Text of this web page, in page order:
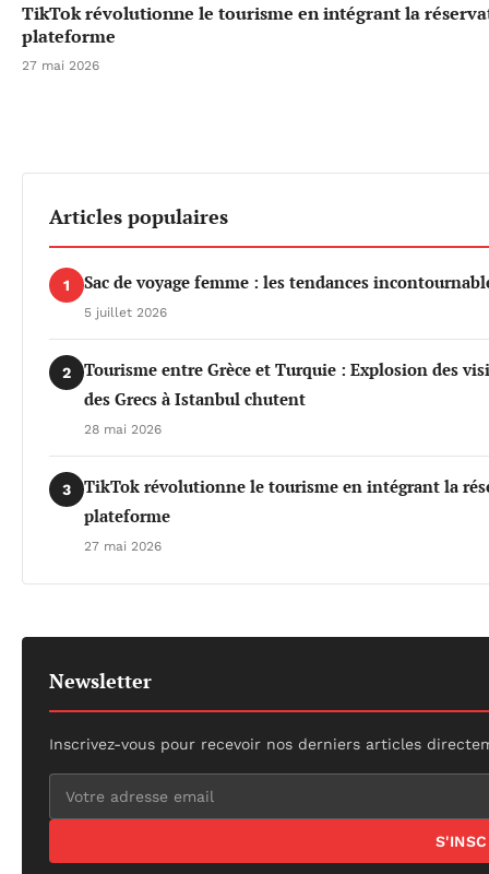
TikTok révolutionne le tourisme en intégrant la
plateforme
27 mai 2026
Articles populaires
1 Sac de voyage femme : les tendances
5 juillet 2026
2
Tourisme entre Grèce et Turquie : Explosion des
des Grecs à Istanbul chutent
28 mai 2026
3
TikTok révolutionne le tourisme en intégrant la
plateforme
27 mai 2026
Newsletter
Inscrivez-vous pour recevoir nos derniers articles